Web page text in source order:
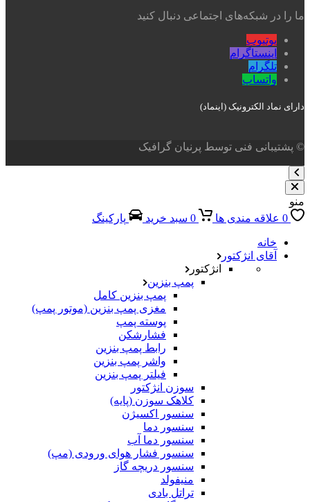
ما را در شبکه‌های اجتماعی دنبال کنید
یوتیوب
اینستاگرام
تلگرام
واتساپ
دارای نماد الکترونیک (اینماد)
© پشتیبانی فنی توسط پرنیان گرافیک
منو
0 علاقه مندی ها 0 سبد خرید پارکینگ
خانه
آقای انژکتور
انژکتور
پمپ بنزین
پمپ بنزین کامل
مغزی پمپ بنزین (موتور پمپ)
پوسته پمپ
فشارشکن
رابط پمپ بنزین
واشر پمپ بنزین
فیلتر پمپ بنزین
سوزن انژکتور
کلاهک سوزن (پایه)
سنسور اکسیژن
سنسور دما
سنسور دما آب
سنسور فشار هوای ورودی (مپ)
سنسور دریچه گاز
منیفولد
تراتل بادی